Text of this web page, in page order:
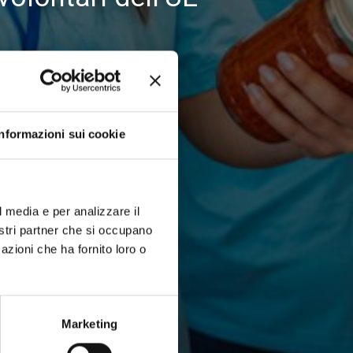
sui cookie
e per analizzare il
partner che si occupano
che ha fornito loro o
Marketing